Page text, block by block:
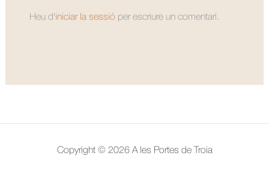
Heu d'iniciar la sessió per escriure un comentari.
Copyright © 2026 A les Portes de Troia